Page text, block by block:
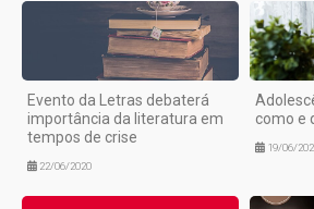
Evento da Letras debaterá
importância da literatura em
tempos de crise
22/06/2020
como e
19/06/